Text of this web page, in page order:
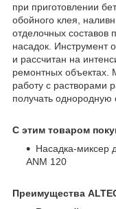
при приготовлении
обойного клея,
отделочных составов
насадок. Инструмент
и рассчитан на
ремонтных объектах.
работу с растворами
получать однородную
С этим товаром
Насадка-миксер
ANM 120
Преимущества